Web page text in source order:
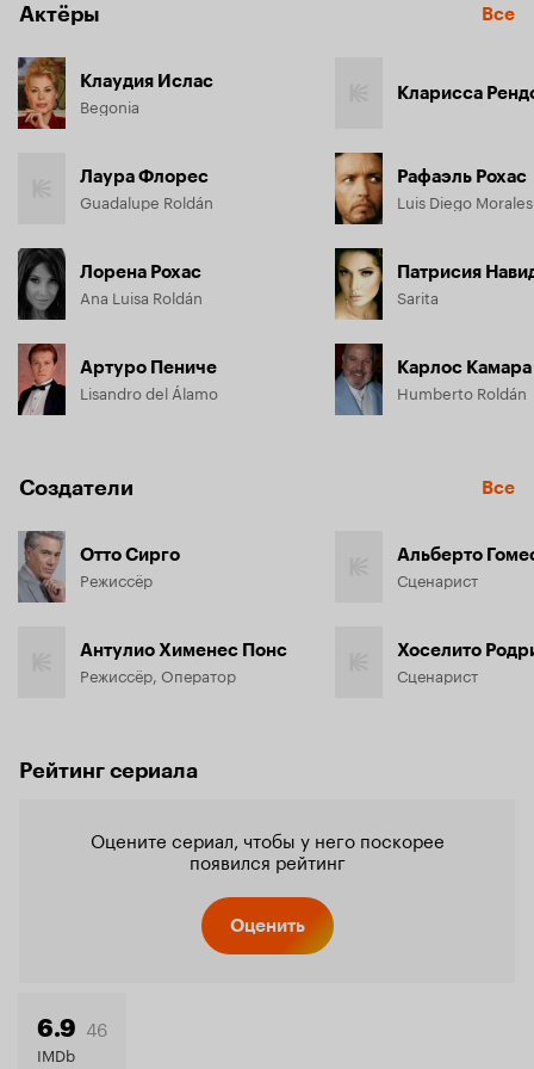
Актёры Все
Клаудия Ислас
Begonia
Лаура Флорес
Guadalupe Roldán
Лорена Рохас
Ana Luisa Roldán
Артуро Пениче
Lisandro del Álamo
Кларисса
Рафаэль Рохас
Luis Diego Morales
Патрисия
Sarita
Карлос Камара
Humberto Roldán
Создатели Все
Отто Сирго
Режиссёр
Антулио Хименес Понс
Режиссёр, Оператор
Альберто
Сценарист
Хоселито
Сценарист
Рейтинг сериала
Оцените сериал, чтобы у него поскорее
появился рейтинг
Оценить
6.9 46
IMDb